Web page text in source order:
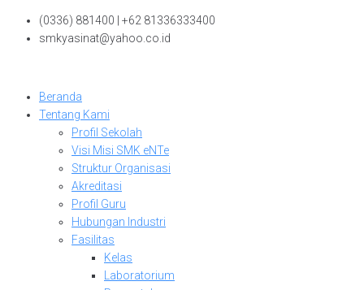
Skip
(0336) 881400 | +62 81336333400
smkyasinat@yahoo.co.id
Beranda
Tentang Kami
Profil Sekolah
Visi Misi SMK eNTe
Struktur Organisasi
Akreditasi
Profil Guru
Hubungan Industri
Fasilitas
Kelas
Laboratorium